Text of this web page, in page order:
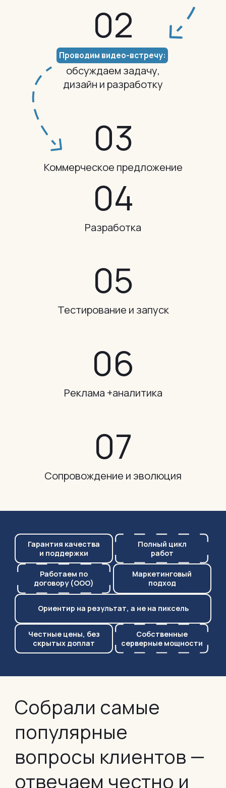
02
Проводим видео-встречу:
обсуждаем задачу,
дизайн и разработку
03
Коммерческое предложение
04
Разработка
05
Тестирование и запуск
06
Реклама +аналитика
07
Сопровождение и эволюция
Гарантия качества
и поддержки
Полный цикл
работ
Работаем по
договору (ООО)
Маркетинговый
подход
Ориентир на результат, а не на пиксель
Честные цены, без
скрытых доплат
Собственные
серверные мощности
Собрали самые
популярные
вопросы клиентов —
отвечаем честно и